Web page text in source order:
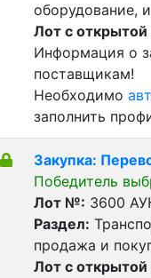
оборудование,
Лот с открытой
Информация о
поставщикам!
Необходимо
заполнить
Закупка:
Победитель
Лот №: 3600
Раздел:
продажа и
Лот с открытой